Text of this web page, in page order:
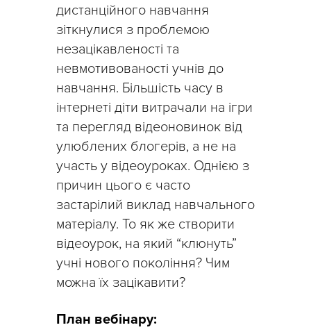
дистанційного навчання
зіткнулися з проблемою
незацікавленості та
невмотивованості учнів до
навчання. Більшість часу в
інтернеті діти витрачали на ігри
та перегляд відеоновинок від
улюблених блогерів, а не на
участь у відеоуроках. Однією з
причин цього є часто
застарілий виклад навчального
матеріалу. То як же створити
відеоурок, на який “клюнуть”
учні нового покоління? Чим
можна їх зацікавити?
План вебінару: